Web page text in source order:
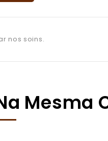
nos soins.
Mesma